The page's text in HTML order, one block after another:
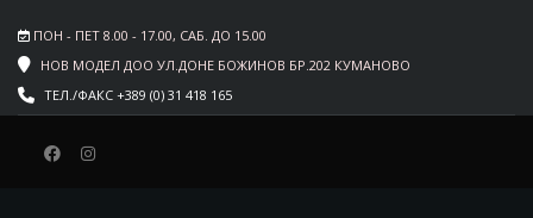
ПОН - ПЕТ 8.00 - 17.00, САБ. ДО 15.00
НОВ МОДЕЛ ДОО УЛ.ДОНЕ БОЖИНОВ БР.202 КУМАНОВО
ТЕЛ./ФАКС +389 (0) 31 418 165